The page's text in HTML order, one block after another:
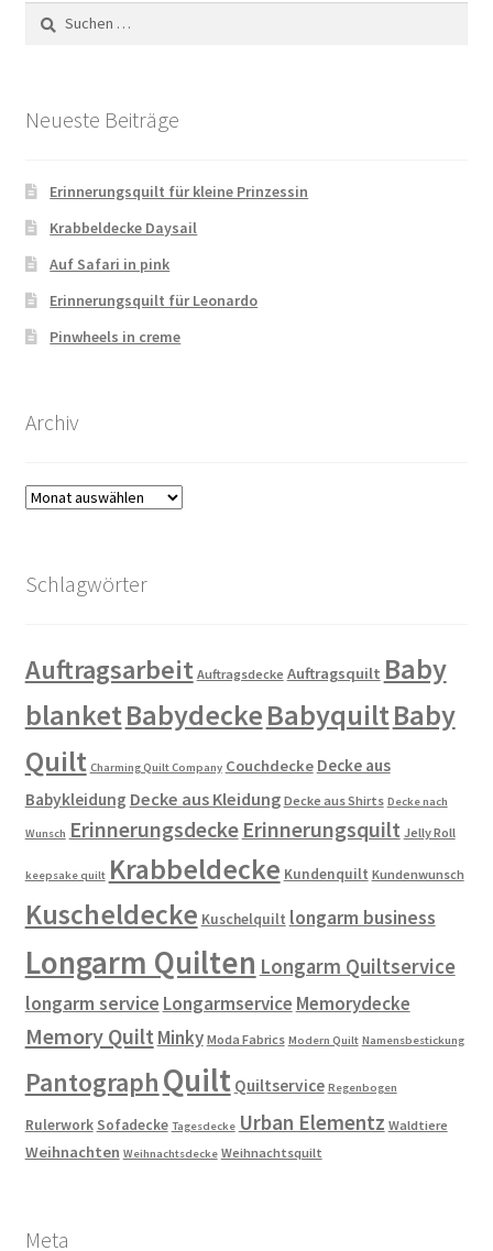
nach:
Neueste Beiträge
Erinnerungsquilt für kleine Prinzessin
Krabbeldecke Daysail
Auf Safari in pink
Erinnerungsquilt für Leonardo
Pinwheels in creme
Archiv
Archiv
Schlagwörter
Auftragsarbeit Auftragsdecke Auftragsquilt Baby
blanketBabydeckeBabyquiltBaby
Quilt Charming Quilt Company Couchdecke Decke aus
Babykleidung Decke aus Kleidung Decke aus Shirts Decke nach
Wunsch Erinnerungsdecke Erinnerungsquilt Jelly Roll
keepsake quilt Krabbeldecke Kundenquilt Kundenwunsch
Kuscheldecke Kuschelquilt longarm business
Longarm Quilten Longarm Quiltservice
longarm service Longarmservice Memorydecke
Memory Quilt Minky Moda Fabrics Modern Quilt Namensbestickung
Pantograph Quilt Quiltservice Regenbogen
Rulerwork Sofadecke Tagesdecke Urban Elementz Waldtiere
Weihnachten Weihnachtsdecke Weihnachtsquilt
Meta